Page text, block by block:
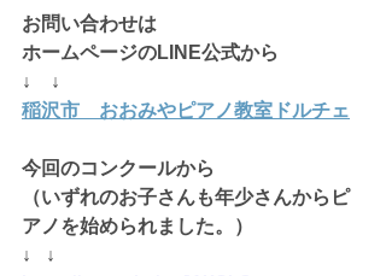
お問い合わせは
ホームページのLINE公式から
↓    ↓
稲沢市　おおみやピアノ教室ドルチェ
今回のコンクールから
（いずれのお子さんも年少さんからピ
アノを始められました。）
↓   ↓